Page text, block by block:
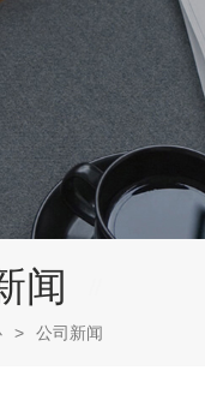
闻
> 公司新闻